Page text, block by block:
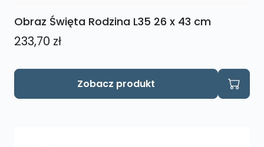
Obraz Święta Rodzina L35 26 x 43 cm
233,70 zł
Zobacz produkt